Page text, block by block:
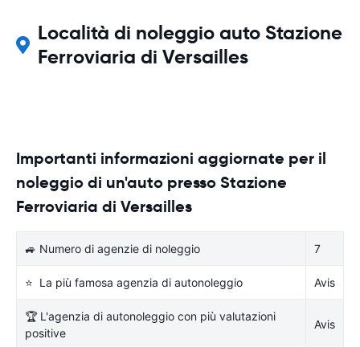
Località di noleggio auto Stazione
Ferroviaria di Versailles
Importanti informazioni aggiornate per il
noleggio di un'auto presso Stazione
Ferroviaria di Versailles
🚙 Numero di agenzie di noleggio 7
⭐ La più famosa agenzia di autonoleggio Avis
🏆 L'agenzia di autonoleggio con più valutazioni
positive
Avis